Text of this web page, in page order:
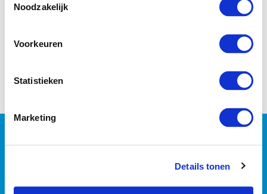
Noodzakelijk
Voorkeuren
Statistieken
Marketing
Details tonen
of wil je liever met z’n